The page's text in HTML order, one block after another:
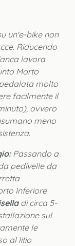
un'e-bike non
Riducendo
lavora
Morto
molto
facilmente il
ovvero
meno
Passando a
pedivelle da
Inferiore
di circa 5-
sul
le
al litio